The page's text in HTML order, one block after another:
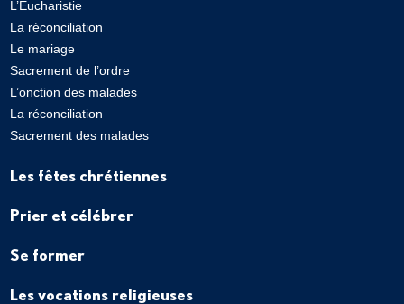
L’Eucharistie
La réconciliation
Le mariage
Sacrement de l’ordre
L’onction des malades
La réconciliation
Sacrement des malades
Les fêtes chrétiennes
Prier et célébrer
Se former
Les vocations religieuses